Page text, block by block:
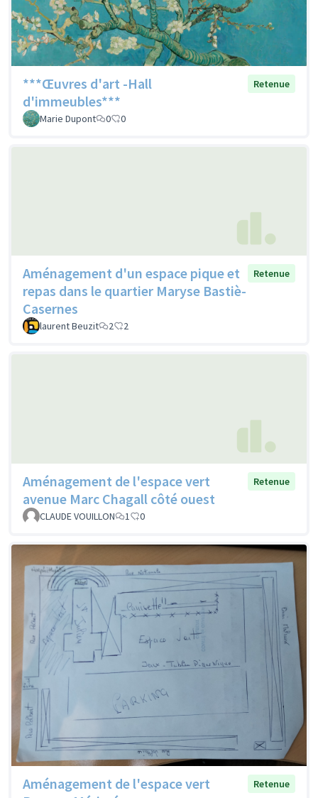
***Œuvres d'art -Hall
d'immeubles***
Retenue
Marie Dupont 0 0
Aménagement d'un espace pique et
repas dans le quartier Maryse Bastiè-
Casernes
Retenue
laurent Beuzit 2 2
Aménagement de l'espace vert
avenue Marc Chagall côté ouest
Retenue
CLAUDE VOUILLON 1 0
Aménagement de l'espace vert
Retenue